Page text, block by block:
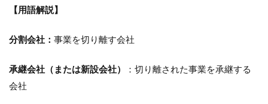
【用語解説】
分割会社： 事業を切り離す会社
承継会社（または新設会社）
：切り離された事業を承継する
会社